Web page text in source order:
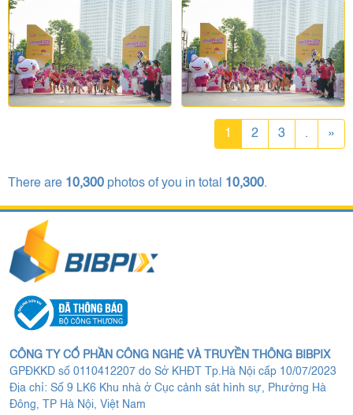
1 2 3 . »
There are 10,300 photos of you in total 10,300.
CÔNG TY CỔ PHẦN CÔNG NGHỆ VÀ TRUYỀN THÔNG BIBPIX
GPĐKKD số 0110412207 do Sở KHĐT Tp.Hà Nội cấp 10/07/2023
Địa chỉ: Số 9 LK6 Khu nhà ở Cục cảnh sát hình sự, Phường Hà
Đông, TP Hà Nội, Việt Nam